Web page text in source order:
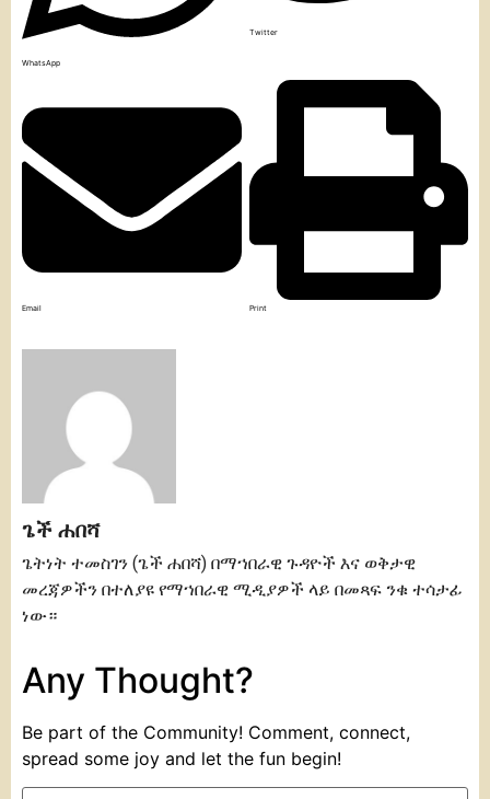
WhatsApp
Twitter
Email Print
ጌች ሐበሻ
ጌትነት ተመስገን (ጌች ሐበሻ) በማኀበራዊ ጉዳዮች እና ወቅታዊ
መረጃዎችን በተለያዩ የማኀበራዊ ሚዲያዎች ላይ በመጻፍ ንቁ ተሳታፊ
ነው።
Any Thought?
Be part of the Community! Comment, connect,
spread some joy and let the fun begin!